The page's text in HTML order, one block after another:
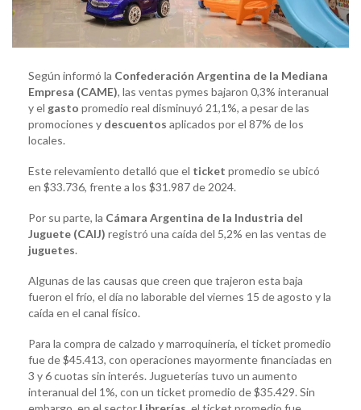
Según informó la Confederación Argentina de la Mediana
Empresa (CAME), las ventas pymes bajaron 0,3% interanual
y el gasto promedio real disminuyó 21,1%, a pesar de las
promociones y descuentos aplicados por el 87% de los
locales.
Este relevamiento detalló que el ticket promedio se ubicó
en $33.736, frente a los $31.987 de 2024.
Por su parte, la Cámara Argentina de la Industria del
Juguete (CAIJ) registró una caída del 5,2% en las ventas de
juguetes.
Algunas de las causas que creen que trajeron esta baja
fueron el frío, el día no laborable del viernes 15 de agosto y la
caída en el canal físico.
Para la compra de calzado y marroquinería, el ticket promedio
fue de $45.413, con operaciones mayormente financiadas en
3 y 6 cuotas sin interés. Jugueterías tuvo un aumento
interanual del 1%, con un ticket promedio de $35.429. Sin